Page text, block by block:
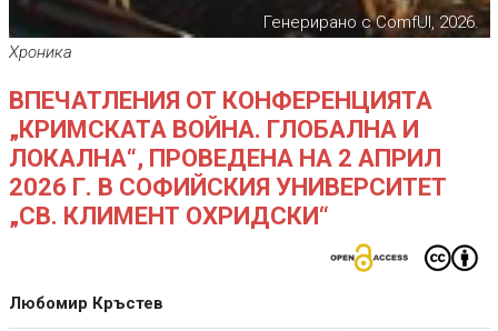
Генерирано с ComfUI, 2026.
Хроника
ВПЕЧАТЛЕНИЯ ОТ КОНФЕРЕНЦИЯТА
„КРИМСКАТА ВОЙНА. ГЛОБАЛНА И
ЛОКАЛНА“, ПРОВЕДЕНА НА 2 АПРИЛ
2026 Г. В СОФИЙСКИЯ УНИВЕРСИТЕТ
„СВ. КЛИМЕНТ ОХРИДСКИ“
Любомир Кръстев